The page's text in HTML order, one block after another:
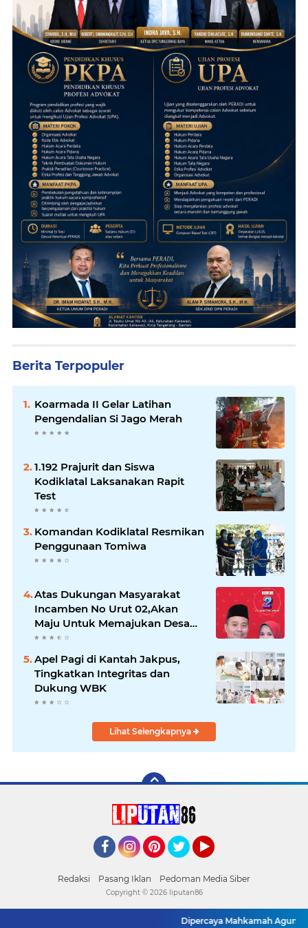
Berita Terpopuler
Koarmada II Gelar Latihan
Pengendalian Si Jago Merah
1.192 Prajurit dan Siswa
Kodiklatal Laksanakan Rapit
Test
Komandan Kodiklatal Resmikan
Penggunaan Tomiwa
Atas Dukungan Masyarakat
Incamben No Urut 02,Akan
Maju Untuk Memajukan Desa
Tegal Kunir Kidul
Apel Pagi di Kantah Jakpus,
Tingkatkan Integritas dan
Dukung WBK
Lihat Selengkapnya
Redaksi Pasang Iklan Pedoman Media Siber
Dipercaya Mahkamah Agung,
Copyright © 2026 liputan86